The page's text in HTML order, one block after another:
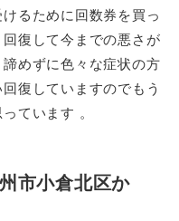
るために回数券を買っ
復して今までの悪さが
めずに色々な症状の方
復していますのでもう
ています 。
市小倉北区か